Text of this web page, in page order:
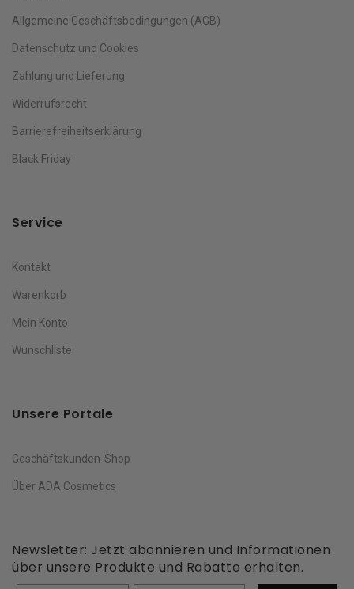
Allgemeine Geschäftsbedingungen (AGB)
Datenschutz und Cookies
Zahlung und Lieferung
Widerrufsrecht
Barrierefreiheitserklärung
Black Friday
Service
Kontakt
Warenkorb
Mein Konto
Wunschliste
Unsere Portale
Geschäftskunden-Shop
Über ADA Cosmetics
Newsletter: Jetzt abonnieren und Informationen
über unsere Produkte und Rabatte erhalten.